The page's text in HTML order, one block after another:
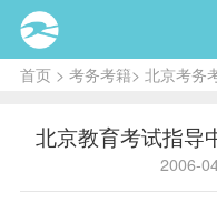
首页> 考务考籍> 北京考务
北京教育考试指导
2006-